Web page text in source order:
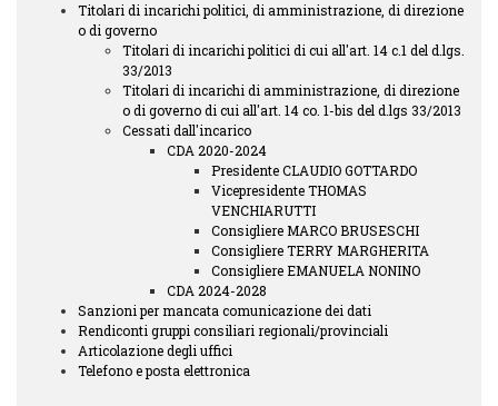
Trasparenza
submenu
Titolari di incarichi politici, di amministrazione, di direzione
o di governo
Titolari di incarichi politici di cui all'art. 14 c.1 del d.lgs.
33/2013
Titolari di incarichi di amministrazione, di direzione
o di governo di cui all'art. 14 co. 1-bis del d.lgs 33/2013
Cessati dall'incarico
CDA 2020-2024
Presidente CLAUDIO GOTTARDO
Vicepresidente THOMAS
VENCHIARUTTI
Consigliere MARCO BRUSESCHI
Consigliere TERRY MARGHERITA
Consigliere EMANUELA NONINO
CDA 2024-2028
Sanzioni per mancata comunicazione dei dati
Rendiconti gruppi consiliari regionali/provinciali
Articolazione degli uffici
Telefono e posta elettronica